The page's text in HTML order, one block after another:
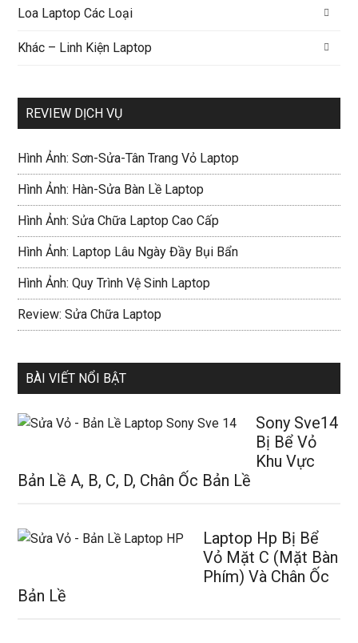
Loa Laptop Các Loại
Khác – Linh Kiện Laptop
REVIEW DỊCH VỤ
Hình Ảnh: Sơn-Sửa-Tân Trang Vỏ Laptop
Hình Ảnh: Hàn-Sửa Bàn Lề Laptop
Hình Ảnh: Sửa Chữa Laptop Cao Cấp
Hình Ảnh: Laptop Lâu Ngày Đầy Bụi Bẩn
Hình Ảnh: Quy Trình Vệ Sinh Laptop
Review: Sửa Chữa Laptop
BÀI VIẾT NỔI BẬT
Sony Sve14
Bị Bể Vỏ
Khu Vực
Bản Lề A, B, C, D, Chân Ốc Bản Lề
Laptop Hp Bị Bể
Vỏ Mặt C (Mặt Bàn
Phím) Và Chân Ốc
Bản Lề